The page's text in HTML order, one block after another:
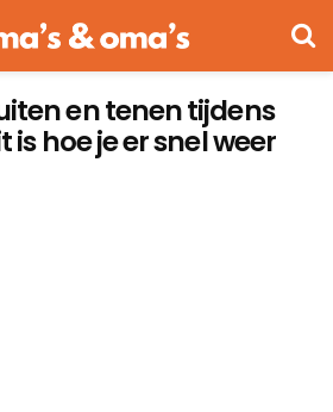
en tenen tijdens
is hoe je er snel weer